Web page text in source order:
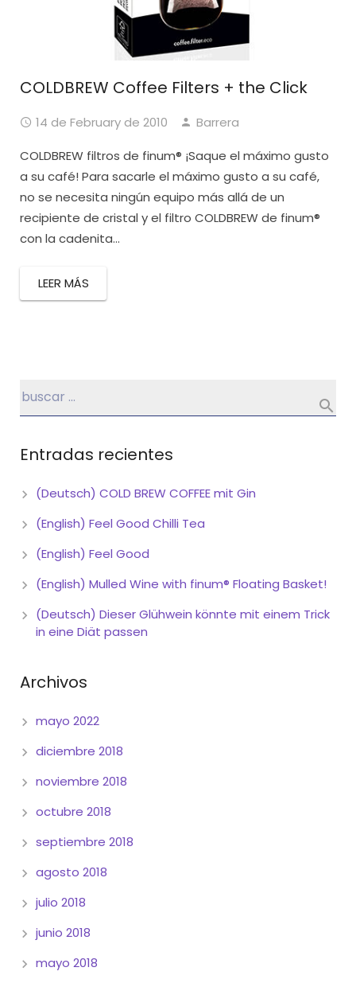
COLDBREW Coffee Filters + the Click
14 de February de 2010
Barrera
COLDBREW filtros de finum® ¡Saque el máximo gusto
a su café! Para sacarle el máximo gusto a su café,
no se necesita ningún equipo más allá de un
recipiente de cristal y el filtro COLDBREW de finum®
con la cadenita...
LEER MÁS
Entradas recientes
(Deutsch) COLD BREW COFFEE mit Gin
(English) Feel Good Chilli Tea
(English) Feel Good
(English) Mulled Wine with finum® Floating Basket!
(Deutsch) Dieser Glühwein könnte mit einem Trick
in eine Diät passen
Archivos
mayo 2022
diciembre 2018
noviembre 2018
octubre 2018
septiembre 2018
agosto 2018
julio 2018
junio 2018
mayo 2018